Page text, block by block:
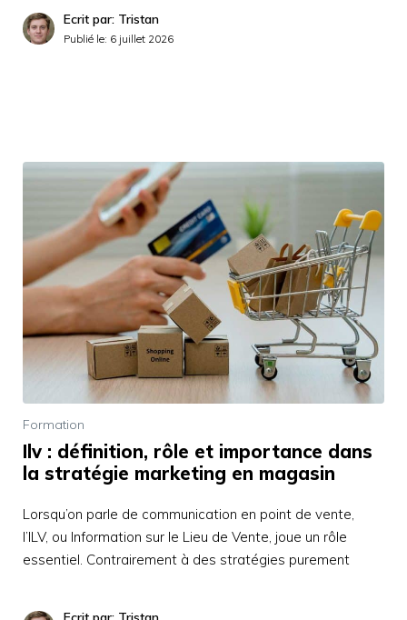
Ecrit par: Tristan
Publié le: 6 juillet 2026
Formation
Ilv : définition, rôle et importance dans
la stratégie marketing en magasin
Lorsqu’on parle de communication en point de vente,
l’ILV, ou Information sur le Lieu de Vente, joue un rôle
essentiel. Contrairement à des stratégies purement